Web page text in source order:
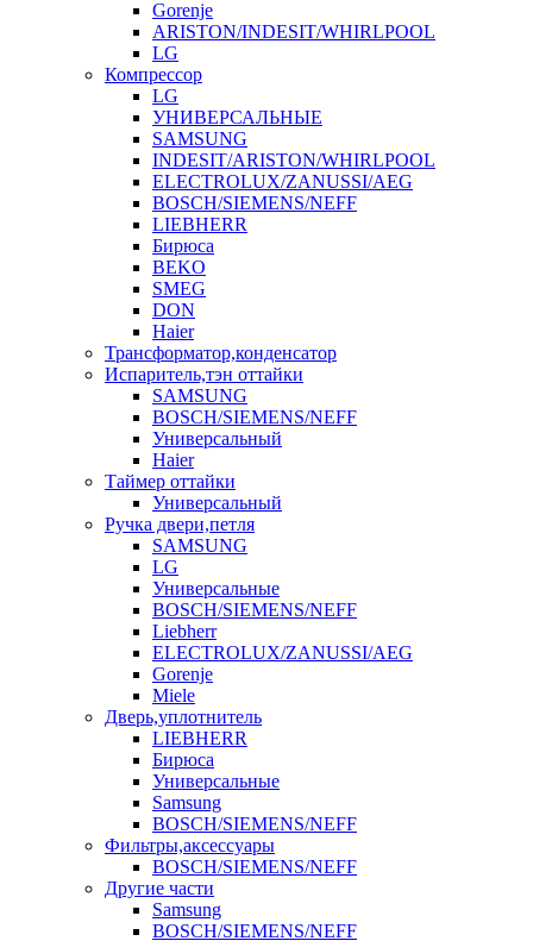
Gorenje
ARISTON/INDESIT/WHIRLPOOL
LG
Компрессор
LG
УНИВЕРСАЛЬНЫЕ
SAMSUNG
INDESIT/ARISTON/WHIRLPOOL
ELECTROLUX/ZANUSSI/AEG
BOSCH/SIEMENS/NEFF
LIEBHERR
Бирюса
BEKO
SMEG
DON
Haier
Трансформатор,конденсатор
Испаритель,тэн оттайки
SAMSUNG
BOSCH/SIEMENS/NEFF
Универсальный
Haier
Таймер оттайки
Универсальный
Ручка двери,петля
SAMSUNG
LG
Универсальные
BOSCH/SIEMENS/NEFF
Liebherr
ELECTROLUX/ZANUSSI/AEG
Gorenje
Miele
Дверь,уплотнитель
LIEBHERR
Бирюса
Универсальные
Samsung
BOSCH/SIEMENS/NEFF
Фильтры,аксессуары
BOSCH/SIEMENS/NEFF
Другие части
Samsung
BOSCH/SIEMENS/NEFF